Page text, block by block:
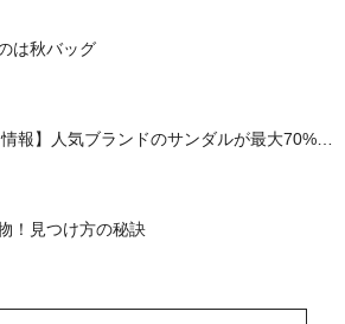
は秋バッグ
報】人気ブランドのサンダルが最大70%OF
！見つけ方の秘訣